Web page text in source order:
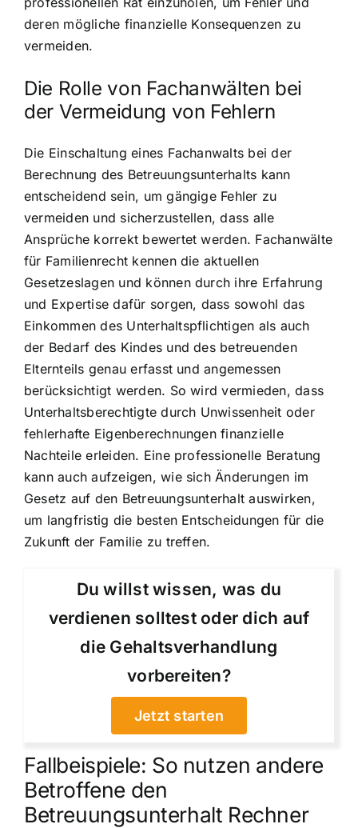
deren mögliche finanzielle Konsequenzen zu
vermeiden.
Die Rolle von Fachanwälten bei
der Vermeidung von Fehlern
Die Einschaltung eines Fachanwalts bei der
Berechnung des Betreuungsunterhalts kann
entscheidend sein, um gängige Fehler zu
vermeiden und sicherzustellen, dass alle
Ansprüche korrekt bewertet werden. Fachanwälte
für Familienrecht kennen die aktuellen
Gesetzeslagen und können durch ihre Erfahrung
und Expertise dafür sorgen, dass sowohl das
Einkommen des Unterhaltspflichtigen als auch
der Bedarf des Kindes und des betreuenden
Elternteils genau erfasst und angemessen
berücksichtigt werden. So wird vermieden, dass
Unterhaltsberechtigte durch Unwissenheit oder
fehlerhafte Eigenberechnungen finanzielle
Nachteile erleiden. Eine professionelle Beratung
kann auch aufzeigen, wie sich Änderungen im
Gesetz auf den Betreuungsunterhalt auswirken,
um langfristig die besten Entscheidungen für die
Zukunft der Familie zu treffen.
Du willst wissen, was du
verdienen solltest oder dich auf
die Gehaltsverhandlung
vorbereiten?
Jetzt starten
Fallbeispiele: So nutzen andere
Betroffene den
Betreuungsunterhalt Rechner